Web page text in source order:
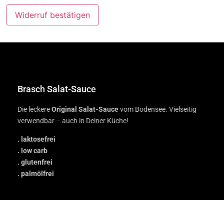
Widerruf bestätigen
Brasch Salat-Sauce
Die leckereOriginal Salat-Saucevom Bodensee. Vielseitig
verwendbar – auch in Deiner Küche!
. laktosefrei
. low carb
. glutenfrei
. palmölfrei